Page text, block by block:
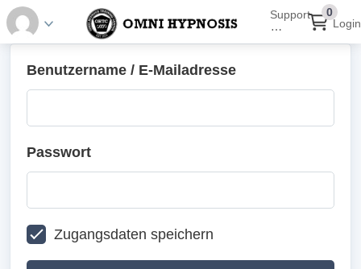
Support
⋯
0
Login
Benutzername / E-Mailadresse
Passwort
Zugangsdaten speichern